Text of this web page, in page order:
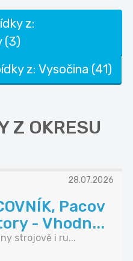
z:
(3)
z: Vysočina (41)
Z OKRESU
28.07.2026
Pacov
- Vhodn...
strojově i ru...